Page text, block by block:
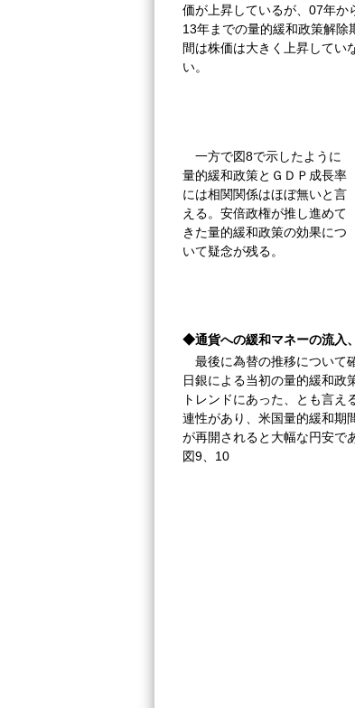
価が上昇しているが、07年か
13年までの量的緩和政策解除
間は株価は大きく上昇してい
い。
一方で図8で示したように
量的緩和政策とＧＤＰ成長率
には相関関係はほぼ無いと言
える。安倍政権が推し進めて
きた量的緩和政策の効果につ
いて疑念が残る。
◆通貨への緩和マネーの流入
最後に為替の推移について
日銀による当初の量的緩和政
トレンドにあった、とも言
連性があり、米国量的緩和期
が再開されると大幅な円安で
図9、10